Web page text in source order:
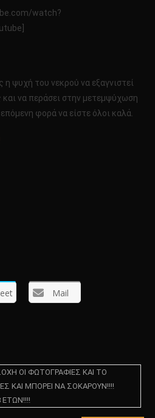
watch?
η ψυχή του νεκρού να εξαγνιστεί
να περάσει στην μετεμψύχωση
φορά να είστε όλοι καλά.
Mail
ΟΙ ΦΩΤΟΓΡΑΦΙΕΣ ΚΑΙ ΤΟ
ΚΑΙ ΜΠΟΡΕΙ ΝΑ ΣΟΚΑΡΟΥΝ!!!!